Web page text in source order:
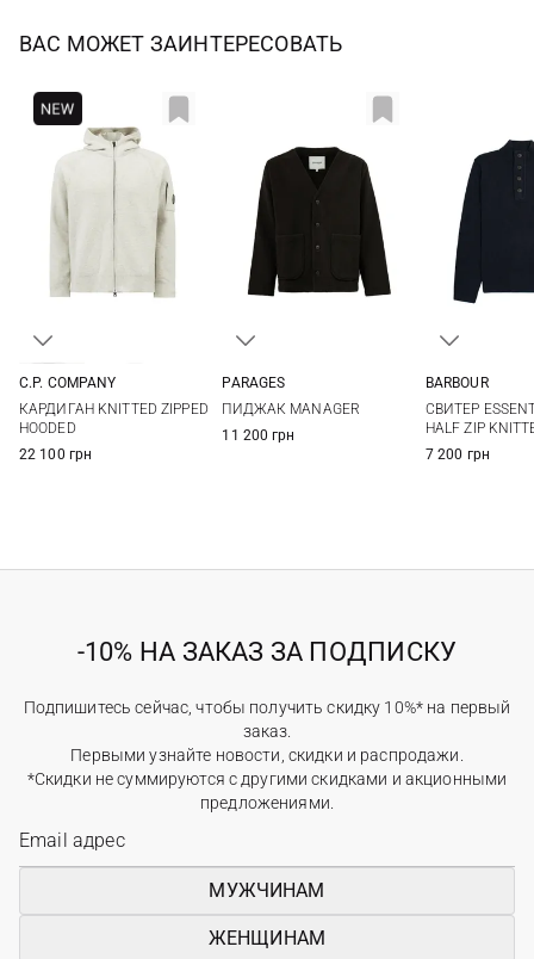
ВАС МОЖЕТ ЗАИНТЕРЕСОВАТЬ
C.P. COMPANY
КАРДИГАН KNITTED ZIPPED
HOODED
22 100 грн
PARAGES
ПИДЖАК MANAGER
11 200 грн
BARBOUR
СВИТЕР
HALF ZIP
7 200 грн
-10% НА ЗАКАЗ ЗА ПОДПИСКУ
Подпишитесь сейчас, чтобы получить скидку 10%* на первый
заказ.
Первыми узнайте новости, скидки и распродажи.
*Скидки не суммируются с другими скидками и акционными
предложениями.
МУЖЧИНАМ
ЖЕНЩИНАМ